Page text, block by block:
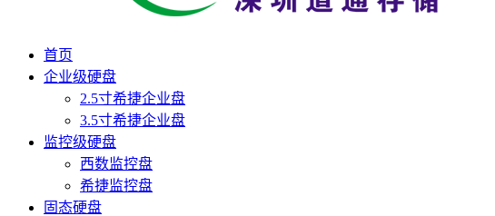
首页
企业级硬盘
2.5寸希捷企业盘
3.5寸希捷企业盘
监控级硬盘
西数监控盘
希捷监控盘
固态硬盘